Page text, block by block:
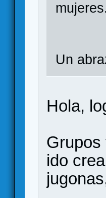
mujeres.
Un
Hola,
Grupos
ido